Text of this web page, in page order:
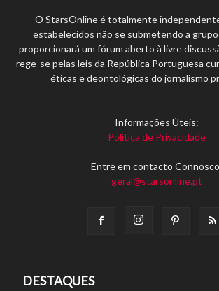
O StarsOnline é totalmente
estabelecidos não se submetendo a
proporcionará um fórum aberto à livre
rege-se pelas leis da República Portuguesa
éticas e deontológicas do jornalismo
Informações Úteis:
Política de Privacidade
Entre em contacto
geral@starsonline.pt
DESTAQUES